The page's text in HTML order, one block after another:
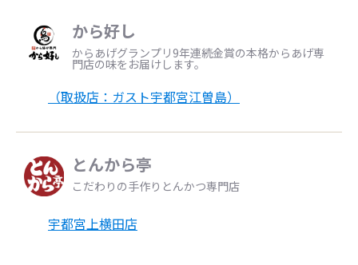
から好し
からあげグランプリ9年連続金賞の本格からあげ専
門店の味をお届けします。
（取扱店：ガスト宇都宮江曽島）
とんから亭
こだわりの手作りとんかつ専門店
宇都宮上横田店